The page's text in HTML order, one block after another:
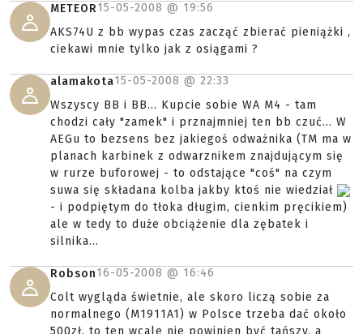
METEOR15-05-2008 @ 19:56
AKS74U z bb wypas czas zacząć zbierać pieniążki ,
ciekawi mnie tylko jak z osiągami ?
alamakota15-05-2008 @ 22:33
Wszyscy BB i BB... Kupcie sobie WA M4 - tam
chodzi cały "zamek" i prznajmniej ten bb czuć... W
AEGu to bezsens bez jakiegoś odważnika (TM ma w
planach karbinek z odwarznikem znajdującym się
w rurze buforowej - to odstające "coś" na czym
suwa się składana kolba jakby ktoś nie wiedział
- i podpiętym do tłoka długim, cienkim pręcikiem)
ale w tedy to duże obciążenie dla zębatek i
silnika...
Robson16-05-2008 @ 16:46
Colt wygląda świetnie, ale skoro liczą sobie za
normalnego (M1911A1) w Polsce trzeba dać około
500zł, to ten wcale nie powinien być tańszy, a